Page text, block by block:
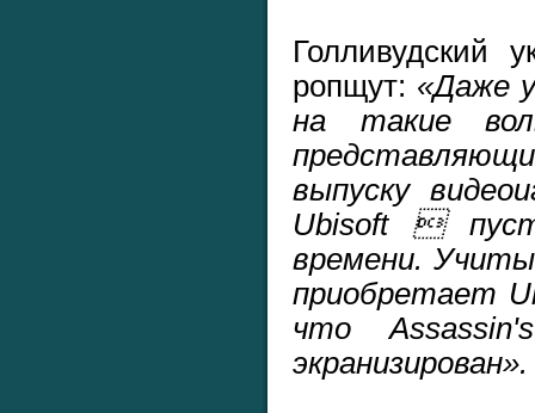
Голливудский
ропщут: «Даже
на такие
выпуску
Ubisoft 
времени.
приобретает
что
экранизирован».